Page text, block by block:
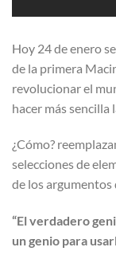
Hoy 24 de enero
de la primera
revolucionar el
hacer más sencilla
¿Cómo?
selecciones de
de los argumentos
“El verdadero
un genio para